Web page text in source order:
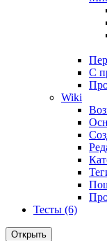
С
Wiki
Тесты (6)
Открыть